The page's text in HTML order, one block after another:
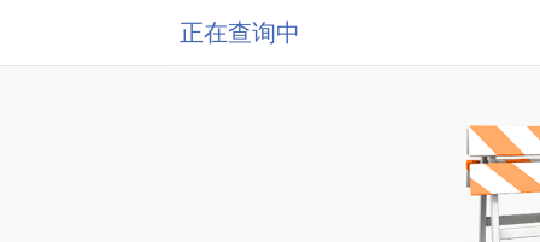
正在查询中